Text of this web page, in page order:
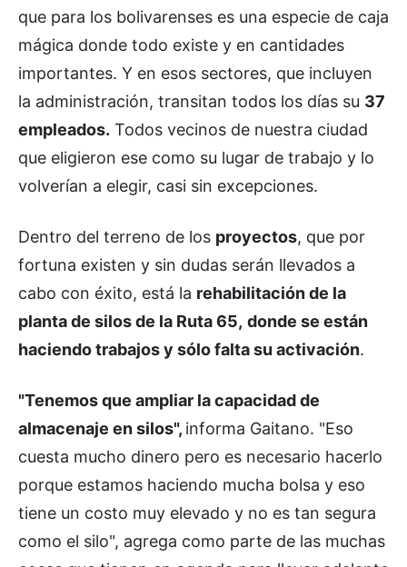
que para los bolivarenses es una especie de caja
mágica donde todo existe y en cantidades
importantes. Y en esos sectores, que incluyen
la administración, transitan todos los días su 37
empleados. Todos vecinos de nuestra ciudad
que eligieron ese como su lugar de trabajo y lo
volverían a elegir, casi sin excepciones.
Dentro del terreno de los proyectos, que por
fortuna existen y sin dudas serán llevados a
cabo con éxito, está la rehabilitación de la
planta de silos de la Ruta 65, donde se están
haciendo trabajos y sólo falta su activación.
"Tenemos que ampliar la capacidad de
almacenaje en silos", informa Gaitano. "Eso
cuesta mucho dinero pero es necesario hacerlo
porque estamos haciendo mucha bolsa y eso
tiene un costo muy elevado y no es tan segura
como el silo", agrega como parte de las muchas